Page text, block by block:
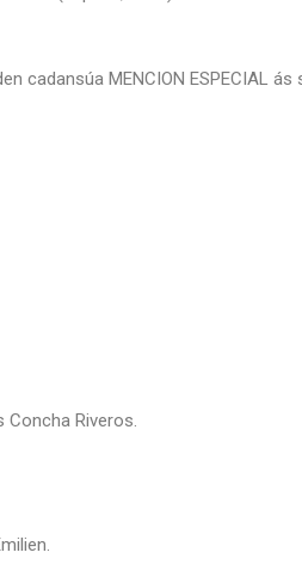
cadansúa MENCION ESPECIAL
Concha Riveros.